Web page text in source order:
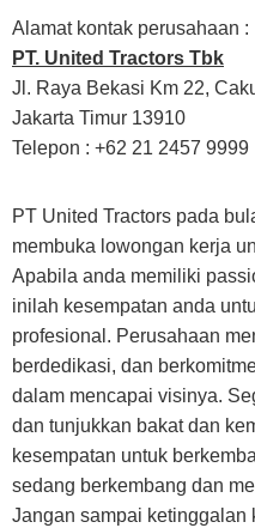
Alamat kontak perusahaan :
PT. United Tractors Tbk
Jl. Raya Bekasi Km 22,
Jakarta Timur 13910
Telepon : +62 21 2457 9999
PT United Tractors pada
membuka lowongan kerja
Apabila anda memiliki
inilah kesempatan anda
profesional. Perusahaan
berdedikasi, dan
dalam mencapai visinya.
dan tunjukkan bakat dan
kesempatan untuk
sedang berkembang dan
Jangan sampai ketinggalan